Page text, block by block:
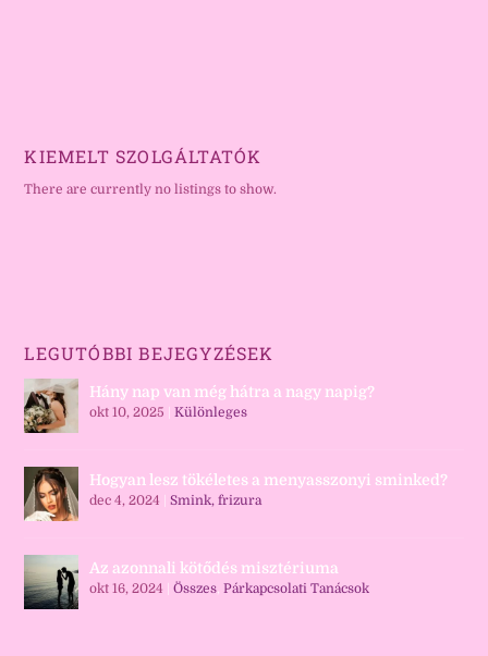
KIEMELT SZOLGÁLTATÓK
There are currently no listings to show.
LEGUTÓBBI BEJEGYZÉSEK
Hány nap van még hátra a nagy napig?
okt 10, 2025 |Különleges
Hogyan lesz tökéletes a menyasszonyi sminked?
dec 4, 2024 |Smink, frizura
Az azonnali kötődés misztériuma
okt 16, 2024 |Összes,Párkapcsolati Tanácsok